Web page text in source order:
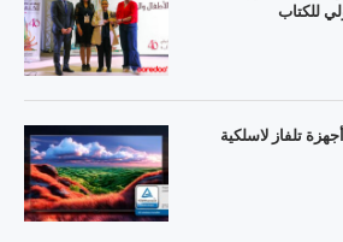
للكتاب
تلفاز لاسلكية